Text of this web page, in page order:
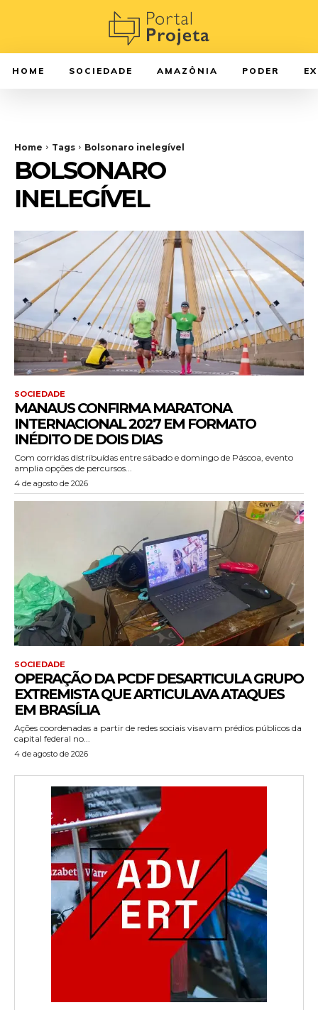
HOME SOCIEDADE AMAZÔNIA PODER
Home Tags Bolsonaro inelegível
BOLSONARO
INELEGÍVEL
SOCIEDADE
MANAUS CONFIRMA MARATONA
INTERNACIONAL 2027 EM FORMATO
INÉDITO DE DOIS DIAS
Com corridas distribuídas entre sábado e domingo de Páscoa, evento
amplia opções de percursos...
4 de agosto de 2026
SOCIEDADE
OPERAÇÃO DA PCDF DESARTICULA GRUPO
EXTREMISTA QUE ARTICULAVA ATAQUES
EM BRASÍLIA
Ações coordenadas a partir de redes sociais visavam prédios públicos da
capital federal no...
4 de agosto de 2026